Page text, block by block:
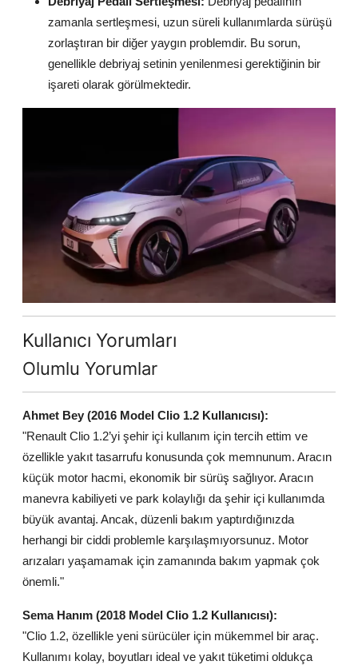
zamanla sertleşmesi, uzun süreli kullanımlarda sürüşü
zorlaştıran bir diğer yaygın problemdir. Bu sorun,
genellikle debriyaj setinin yenilenmesi gerektiğinin bir
işareti olarak görülmektedir.
Kullanıcı Yorumları
Olumlu Yorumlar
Ahmet Bey (2016 Model Clio 1.2 Kullanıcısı):
"Renault Clio 1.2’yi şehir içi kullanım için tercih ettim ve
özellikle yakıt tasarrufu konusunda çok memnunum. Aracın
küçük motor hacmi, ekonomik bir sürüş sağlıyor. Aracın
manevra kabiliyeti ve park kolaylığı da şehir içi kullanımda
büyük avantaj. Ancak, düzenli bakım yaptırdığınızda
herhangi bir ciddi problemle karşılaşmıyorsunuz. Motor
arızaları yaşamamak için zamanında bakım yapmak çok
önemli."
Sema Hanım (2018 Model Clio 1.2 Kullanıcısı):
"Clio 1.2, özellikle yeni sürücüler için mükemmel bir araç.
Kullanımı kolay, boyutları ideal ve yakıt tüketimi oldukça